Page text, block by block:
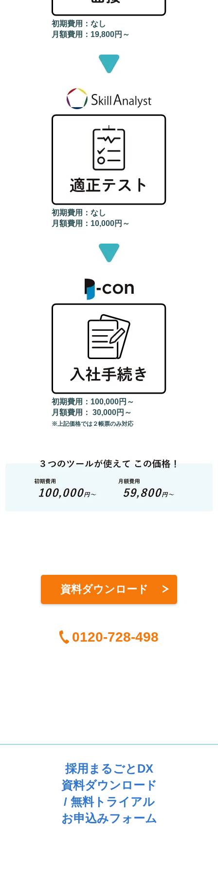
初期費用：なし
月額費用：19,800円～
初期費用：なし
月額費用：10,000円～
初期費用：100,000円～
月額費用： 30,000円～
※上記価格では２帳票のみ対応
資料ダウンロード
0120-728-498
採用まるごとDX
資料ダウンロード
/ 無料トライアル
お申込みフォーム